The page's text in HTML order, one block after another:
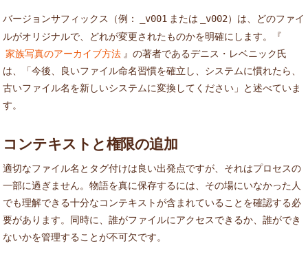
バージョンサフィックス（例： _v001 または _v002）は、どのファイ
ルがオリジナルで、どれが変更されたものかを明確にします。『
家族写真のアーカイブ方法 』の著者であるデニス・レベニック氏
は、「今後、良いファイル命名習慣を確立し、システムに慣れたら、
古いファイル名を新しいシステムに変換してください」と述べていま
す。
コンテキストと権限の追加
適切なファイル名とタグ付けは良い出発点ですが、それはプロセスの
一部に過ぎません。物語を真に保存するには、その場にいなかった人
でも理解できる十分なコンテキストが含まれていることを確認する必
要があります。同時に、誰がファイルにアクセスできるか、誰ができ
ないかを管理することが不可欠です。